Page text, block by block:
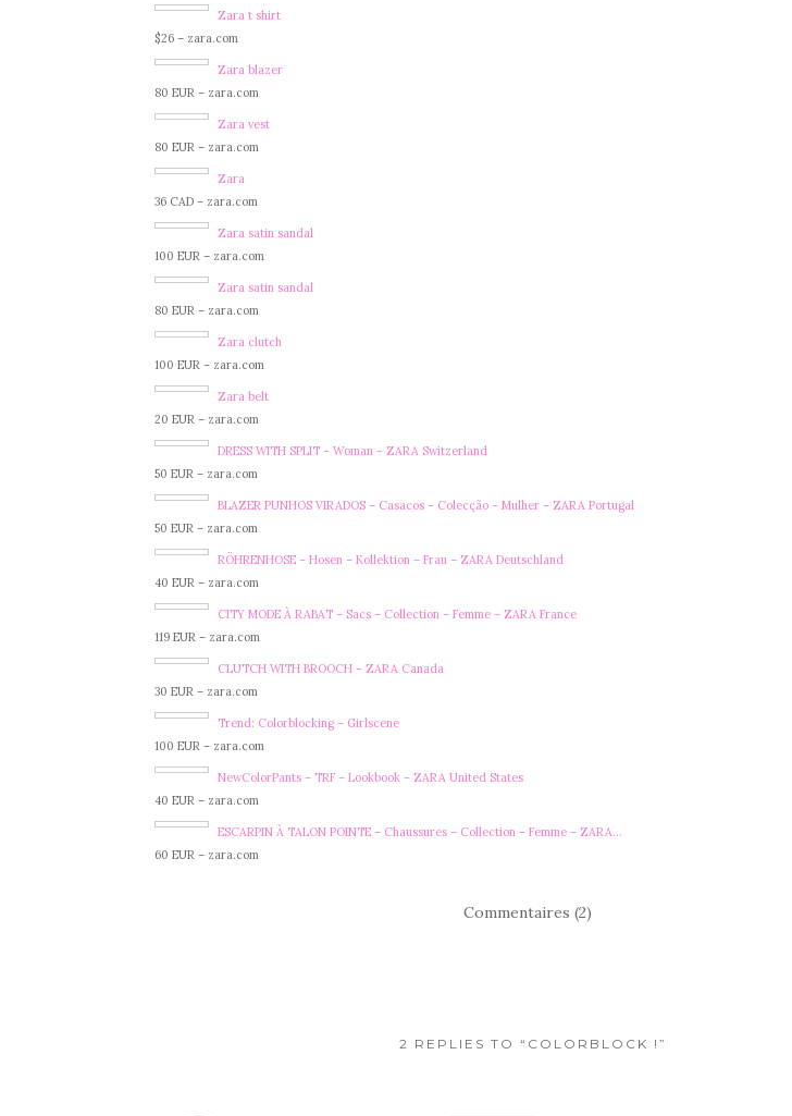
Zara t shirt
$26 – zara.com
Zara blazer
80 EUR – zara.com
Zara vest
80 EUR – zara.com
Zara
36 CAD – zara.com
Zara satin sandal
100 EUR – zara.com
Zara satin sandal
80 EUR – zara.com
Zara clutch
100 EUR – zara.com
Zara belt
20 EUR – zara.com
DRESS WITH SPLIT – Woman – ZARA Switzerland
50 EUR – zara.com
BLAZER PUNHOS VIRADOS – Casacos – Colecção – Mulher – ZARA Portugal
50 EUR – zara.com
RÖHRENHOSE – Hosen – Kollektion – Frau – ZARA Deutschland
40 EUR – zara.com
CITY MODE À RABAT – Sacs – Collection – Femme – ZARA France
119 EUR – zara.com
CLUTCH WITH BROOCH – ZARA Canada
30 EUR – zara.com
Trend: Colorblocking – Girlscene
100 EUR – zara.com
NewColorPants – TRF – Lookbook – ZARA United States
40 EUR – zara.com
ESCARPIN À TALON POINTE – Chaussures – Collection – Femme – ZARA…
60 EUR – zara.com
Commentaires (2)
2 REPLIES TO “COLORBLOCK !”